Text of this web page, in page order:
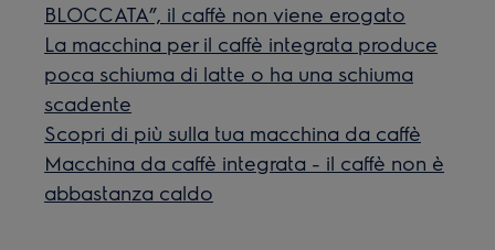
BLOCCATA”, il caffè non viene erogato
La macchina per il caffè integrata produce
poca schiuma di latte o ha una schiuma
scadente
Scopri di più sulla tua macchina da caffè
Macchina da caffè integrata - il caffè non è
abbastanza caldo